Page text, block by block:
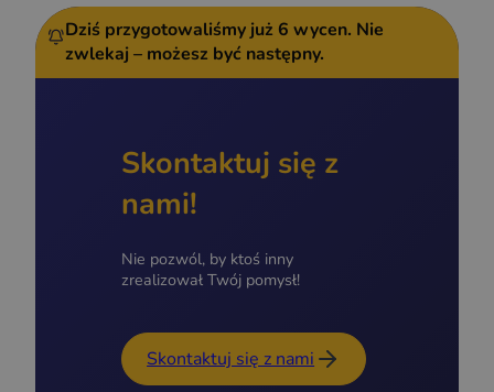
Dziś przygotowaliśmy już 6 wycen. Nie
zwlekaj – możesz być następny.
Skontaktuj się z
nami!
Nie pozwól, by ktoś inny
zrealizował Twój pomysł!
Skontaktuj się z nami